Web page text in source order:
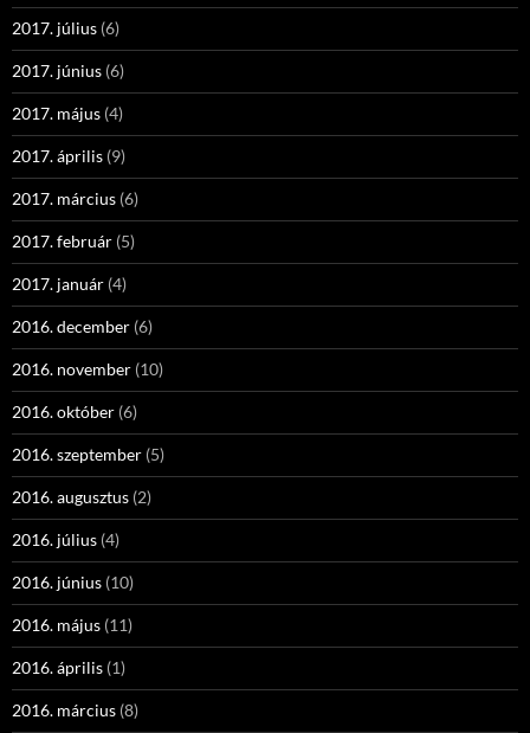
2017. július (6)
2017. június (6)
2017. május (4)
2017. április (9)
2017. március (6)
2017. február (5)
2017. január (4)
2016. december (6)
2016. november (10)
2016. október (6)
2016. szeptember (5)
2016. augusztus (2)
2016. július (4)
2016. június (10)
2016. május (11)
2016. április (1)
2016. március (8)